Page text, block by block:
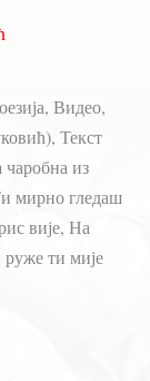
Видео,
Текст
из
мирно гледаш
вије, На
руже ти мије